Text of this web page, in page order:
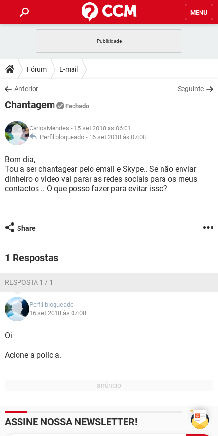
MENU
CELULAR
OUTLOOK
INSTAGRAM
GUIA DE COMPRAS
DICAS
JOGOS
INSTAGRAM GMAIL
GUIA DE COMPRAS
DOWNLOADS
JOGOS
CELULAR
OUTLOOK EXCEL
INSTAGRAM
GUIA DE COMPRAS
JOGOS WHATSAPP
CELULAR
OUTLOOK
INSTAGRAM GMAIL
GLOSSÁRIO
JOGOS
CELULAR FACEBOOK
OUTLOOK EXCEL
GUIA DE COMPRAS
Fórum E-mail
Anterior Seguinte
Chantagem Fechado
CarlosMendes - 15 set 2018 às 06:01
Perfil bloqueado - 16 set 2018 às 07:08
Bom dia,
Tou a ser chantagear pelo email e Skype.. Se não enviar
dinheiro o video vai parar as redes sociais para os meus
contactos .. O que posso fazer para evitar isso?
Share
1 Respostas
RESPOSTA 1 / 1
Perfil bloqueado
16 set 2018 às 07:08
Oi
Acione a polícia.
ASSINE NOSSA NEWSLETTER!